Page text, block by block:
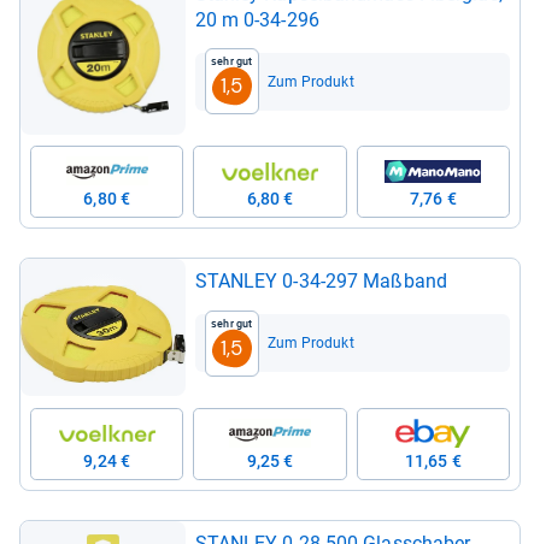
20 m 0-​34-​296
Sehr gut
1,5 Zum Produkt
6,80 € 6,80 € 7,76 €
STAN­LEY 0-​34-​297 Maß­band
Sehr gut
1,5 Zum Produkt
9,24 € 9,25 € 11,65 €